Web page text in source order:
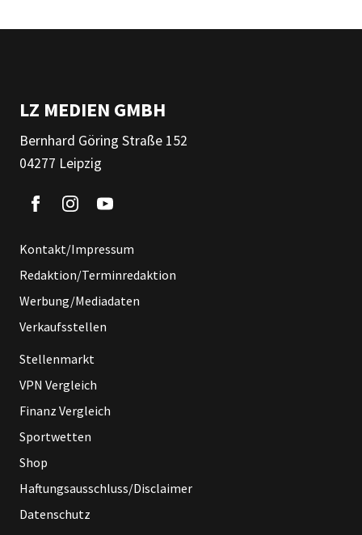
LZ MEDIEN GMBH
Bernhard Göring Straße 152
04277 Leipzig
Kontakt/Impressum
Redaktion/Terminredaktion
Werbung/Mediadaten
Verkaufsstellen
Stellenmarkt
VPN Vergleich
Finanz Vergleich
Sportwetten
Shop
Haftungsausschluss/Disclaimer
Datenschutz